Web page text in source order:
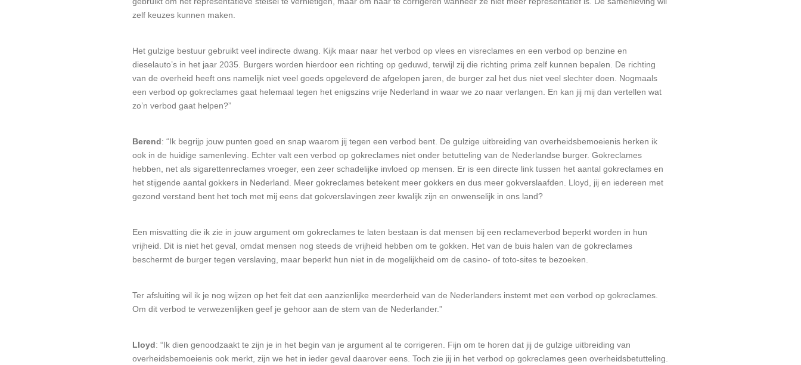
zelf keuzes kunnen maken.
Het gulzige bestuur gebruikt veel indirecte dwang. Kijk maar naar het verbod op vlees en visreclames en een verbod op benzine en
dieselauto’s in het jaar 2035. Burgers worden hierdoor een richting op geduwd, terwijl zij die richting prima zelf kunnen bepalen. De richting
van de overheid heeft ons namelijk niet veel goeds opgeleverd de afgelopen jaren, de burger zal het dus niet veel slechter doen. Nogmaals
een verbod op gokreclames gaat helemaal tegen het enigszins vrije Nederland in waar we zo naar verlangen. En kan jij mij dan vertellen wat
zo’n verbod gaat helpen?”
Berend: “Ik begrijp jouw punten goed en snap waarom jij tegen een verbod bent. De gulzige uitbreiding van overheidsbemoeienis herken ik
ook in de huidige samenleving. Echter valt een verbod op gokreclames niet onder betutteling van de Nederlandse burger. Gokreclames
hebben, net als sigarettenreclames vroeger, een zeer schadelijke invloed op mensen. Er is een directe link tussen het aantal gokreclames en
het stijgende aantal gokkers in Nederland. Meer gokreclames betekent meer gokkers en dus meer gokverslaafden. Lloyd, jij en iedereen met
gezond verstand bent het toch met mij eens dat gokverslavingen zeer kwalijk zijn en onwenselijk in ons land?
Een misvatting die ik zie in jouw argument om gokreclames te laten bestaan is dat mensen bij een reclameverbod beperkt worden in hun
vrijheid. Dit is niet het geval, omdat mensen nog steeds de vrijheid hebben om te gokken. Het van de buis halen van de gokreclames
beschermt de burger tegen verslaving, maar beperkt hun niet in de mogelijkheid om de casino- of toto-sites te bezoeken.
Ter afsluiting wil ik je nog wijzen op het feit dat een aanzienlijke meerderheid van de Nederlanders instemt met een verbod op gokreclames.
Om dit verbod te verwezenlijken geef je gehoor aan de stem van de Nederlander.”
Lloyd: “Ik dien genoodzaakt te zijn je in het begin van je argument al te corrigeren. Fijn om te horen dat jij de gulzige uitbreiding van
overheidsbemoeienis ook merkt, zijn we het in ieder geval daarover eens. Toch zie jij in het verbod op gokreclames geen overheidsbetutteling.